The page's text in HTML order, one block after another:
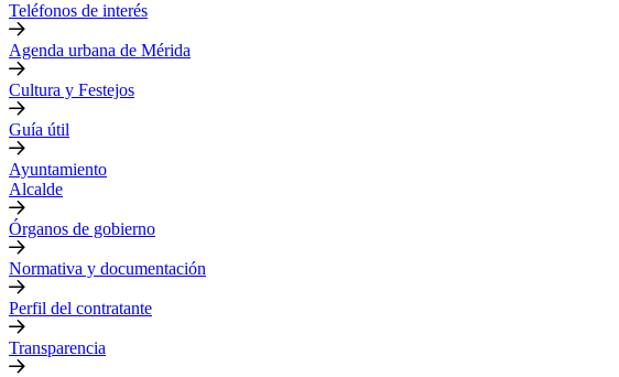
Teléfonos de interés
Agenda urbana de Mérida
Cultura y Festejos
Guía útil
Ayuntamiento
Alcalde
Órganos de gobierno
Normativa y documentación
Perfil del contratante
Transparencia